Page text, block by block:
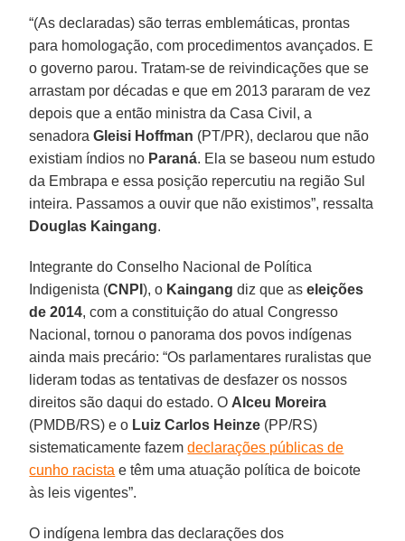
“(As declaradas) são terras emblemáticas, prontas
para homologação, com procedimentos avançados. E
o governo parou. Tratam-se de reivindicações que se
arrastam por décadas e que em 2013 pararam de vez
depois que a então ministra da Casa Civil, a
senadoraGleisi Hoffman (PT/PR), declarou que não
existiam índios no Paraná. Ela se baseou num estudo
da Embrapa e essa posição repercutiu na região Sul
inteira. Passamos a ouvir que não existimos”, ressalta
Douglas Kaingang.
Integrante do Conselho Nacional de Política
Indigenista (CNPI), o Kaingang diz que aseleições
de 2014, com a constituição do atual Congresso
Nacional, tornou o panorama dos povos indígenas
ainda mais precário: “Os parlamentares ruralistas que
lideram todas as tentativas de desfazer os nossos
direitos são daqui do estado. O Alceu Moreira
(PMDB/RS) e o Luiz Carlos Heinze (PP/RS)
sistematicamente fazemdeclarações públicas de
cunho racista e têm uma atuação política de boicote
às leis vigentes”.
O indígena lembra das declarações dos